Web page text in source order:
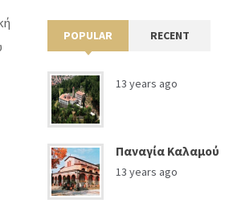
POPULAR RECENT
13 years ago
Παναγία Καλαμού
13 years ago